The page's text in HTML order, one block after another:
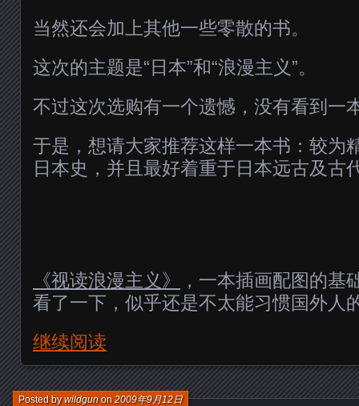
当然还会加上其他一些零散的书。
这次的主题是“日本”和“浪漫主义”。
不过这次选购有一个遗憾，没有看到一
于是，想请大家推荐这样一本书：较为
日本史，并且最好着重于日本远古及古
《视读浪漫主义》
，一本插画配图的基
看了一下，似乎还是不太能习惯国外人
继续阅读
Posted bywildgunon2009年9月12日